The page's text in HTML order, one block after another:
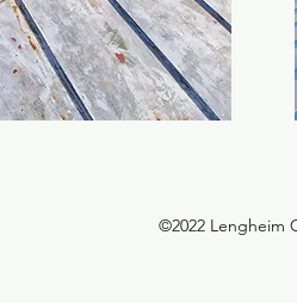
©2022 Lengheim